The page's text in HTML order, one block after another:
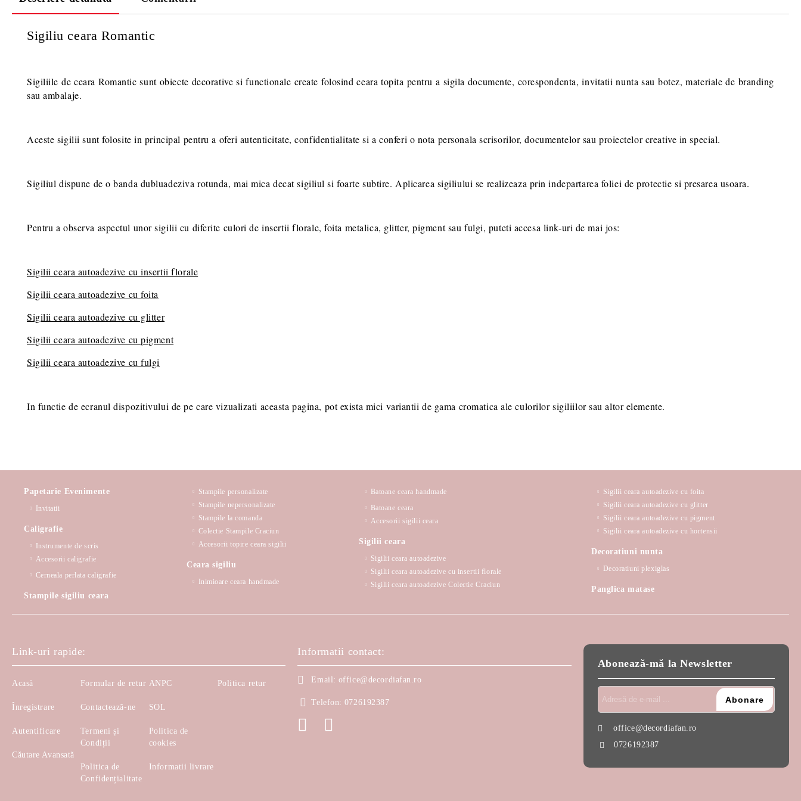
Va multumim! Veti fi contactat pentru stabilirea eventualelor detalii
Sigiliu ceara Romantic
Sigiliile de ceara Romantic sunt obiecte decorative si functionale create folosind ceara topita pentru a sigila documente, corespondenta, invitatii nunta sau botez, materiale de branding
sau ambalaje.
Aceste sigilii sunt folosite in principal pentru a oferi autenticitate, confidentialitate si a conferi o nota personala scrisorilor, documentelor sau proiectelor creative in special.
Sigiliul dispune de o banda dubluadeziva rotunda, mai mica decat sigiliul si foarte subtire. Aplicarea sigiliului se realizeaza prin indepartarea foliei de protectie si presarea usoara.
Pentru a observa aspectul unor sigilii cu diferite culori de insertii florale, foita metalica, glitter, pigment sau fulgi, puteti accesa link-uri de mai jos:
Sigilii ceara autoadezive cu insertii florale
Sigilii ceara autoadezive cu foita
Sigilii ceara autoadezive cu glitter
Sigilii ceara autoadezive cu pigment
Sigilii ceara autoadezive cu fulgi
In functie de ecranul dispozitivului de pe care vizualizati aceasta pagina, pot exista mici variantii de gama cromatica ale culorilor sigiliilor sau altor elemente.
Papetarie Evenimente
Invitatii
Caligrafie
Instrumente de scris
Accesorii caligrafie
Cerneala perlata caligrafie
Stampile sigiliu ceara
Stampile personalizate
Stampile nepersonalizate
Stampile la comanda
Colectie Stampile Craciun
Accesorii topire ceara sigilii
Ceara sigiliu
Inimioare ceara handmade
Batoane ceara handmade
Batoane ceara
Accesorii sigilii ceara
Sigilii ceara
Sigilii ceara autoadezive
Sigilii ceara autoadezive cu insertii florale
Sigilii ceara autoadezive Colectie Craciun
Sigilii ceara autoadezive cu foita
Sigilii ceara autoadezive cu glitter
Sigilii ceara autoadezive cu pigment
Sigilii ceara autoadezive cu hortensii
Decoratiuni nunta
Decoratiuni plexiglas
Panglica matase
Link-uri rapide:
Acasă
Înregistrare
Autentificare
Căutare Avansată
Formular de retur
Contactează-ne
Termeni și
Condiții
Politica de
Confidențialitate
ANPC
SOL
Politica de
cookies
Informatii livrare
Politica retur
Informatii contact:
Email: office@decordiafan.ro
Telefon: 0726192387
Abonează-mă la Newsletter
office@decordiafan.ro
0726192387